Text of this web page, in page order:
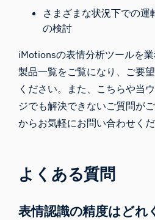
さまざまな状況下での運
の検討
iMotionsの表情分析ツールを業
製品一覧をご覧になり、ご要
ください。また、こちらや当
ジでも解決できないご質問がご
からお気軽にお問い合わせ く
よくある質問
表情認識の精度はどれ